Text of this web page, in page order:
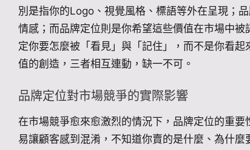
別是指你的Logo、視覺風格、標語等外在呈現；
情感；而品牌定位則是你希望這些價值在市場中
定你要怎麼被「看見」與「記住」，而不是你看
值的創造，三者相互連動，缺一不可。
品牌定位對市場競爭的實際影響
在市場競爭愈來愈激烈的情況下，品牌定位的重
易讓顧客感到混淆，不知道你賣的是什麼、為什